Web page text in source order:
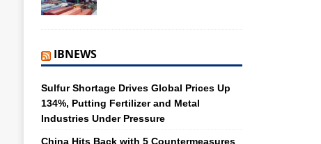
IBNEWS
Sulfur Shortage Drives Global Prices Up
134%, Putting Fertilizer and Metal
Industries Under Pressure
China Hits Back with 5 Countermeasures